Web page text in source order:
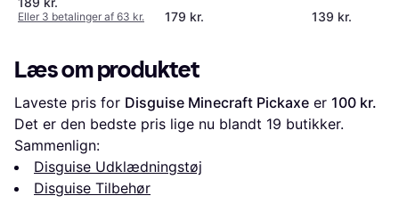
Eller 3 betalinger af 63 kr. 179 kr.
Accessory
139 kr.
Læs om produktet
Laveste pris for Disguise Minecraft Pickaxe er 100 kr.
Det er den bedste pris lige nu blandt 19 butikker.
Sammenlign:
Disguise Udklædningstøj
Disguise Tilbehør